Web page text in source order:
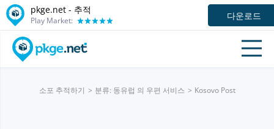
pkge.net - 추적
Play Market: 다운로드
소포 추적하기 분류: 동유럽 의 우편 서비스 Kosovo Post